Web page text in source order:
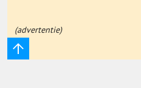
(advertentie)